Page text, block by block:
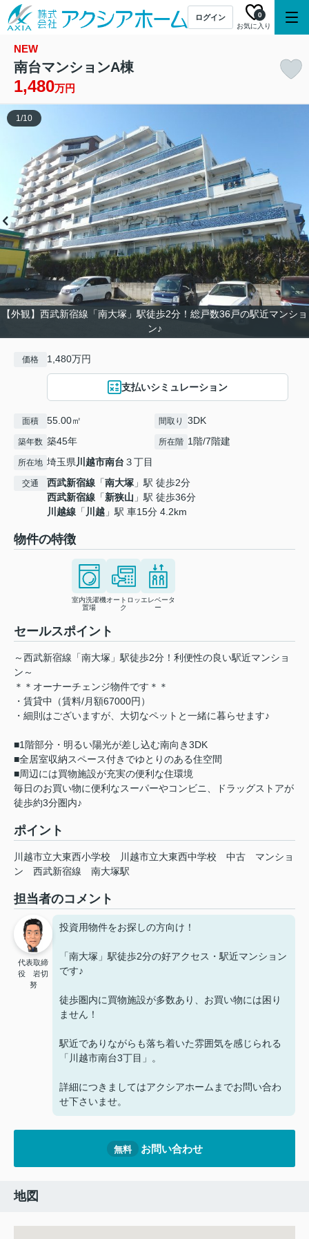
ログイン
お気に入り
0
NEW
南台マンションA棟
1,480万円
【外観】西武新宿線「南大塚」駅徒歩2分！総戸数36戸の駅近マンショ
ン♪
1/10
価格 1,480万円
支払いシミュレーション
面積 55.00㎡ 間取り 3DK
築年数 築45年 所在階 1階/7階建
所在地 埼玉県川越市南台 ３丁目
交通 西武新宿線 「南大塚 」駅 徒歩2分
西武新宿線 「新狭山 」駅 徒歩36分
川越線 「 川越 」駅 車15分 4.2km
物件の特徴
室内洗濯機
置場
オートロッ
ク
エレベータ
ー
セールスポイント
～西武新宿線「南大塚」駅徒歩2分！利便性の良い駅近マンショ
ン～
＊＊オーナーチェンジ物件です＊＊
・賃貸中（賃料/月額67000円）
・細則はございますが、大切なペットと一緒に暮らせます♪
■1階部分・明るい陽光が差し込む南向き3DK
■全居室収納スペース付きでゆとりのある住空間
■周辺には買物施設が充実の便利な住環境
毎日のお買い物に便利なスーパーやコンビニ、ドラッグストアが
徒歩約3分圏内♪
ポイント
川越市立大東西小学校 川越市立大東西中学校 中古
マンショ
ン
西武新宿線 南大塚駅
担当者のコメント
代表取締
役 岩切
努
投資用物件をお探しの方向け！
「南大塚」駅徒歩2分の好アクセス・駅近マンション
です♪
徒歩圏内に買物施設が多数あり、お買い物には困り
ません！
駅近でありながらも落ち着いた雰囲気を感じられる
「川越市南台3丁目」。
詳細につきましてはアクシアホームまでお問い合わ
せ下さいませ。
無料 お問い合わせ
地図